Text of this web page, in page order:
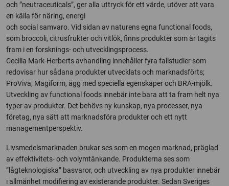
och ”neutraceuticals”, ger alla uttryck för ett värde, utöver att vara
en källa för näring, energi
och social samvaro. Vid sidan av naturens egna functional foods,
som broccoli, citrusfrukter och vitlök, finns produkter som är tagits
fram i en forsknings- och utvecklingsprocess.
Cecilia Mark-Herberts avhandling innehåller fyra fallstudier som
redovisar hur sådana produkter utvecklats och marknadsförts;
ProViva, Magiform, ägg med speciella egenskaper och BRA-mjölk.
Utveckling av functional foods innebär inte bara att ta fram helt nya
typer av produkter. Det behövs ny kunskap, nya processer, nya
företag, nya sätt att marknadsföra produkter och ett nytt
managementperspektiv.
Livsmedelsmarknaden brukar ses som en mogen marknad, präglad
av effektivitets- och volymtänkande. Produkterna ses som
”lågteknologiska” basvaror, och utveckling av nya produkter innebär
i allmänhet modifiering av existerande produkter. Sedan Sveriges